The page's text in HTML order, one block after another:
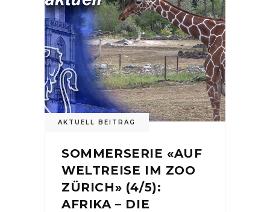
AKTUELL BEITRAG
SOMMERSERIE «AUF
WELTREISE IM ZOO
ZÜRICH» (4/5):
AFRIKA – DIE